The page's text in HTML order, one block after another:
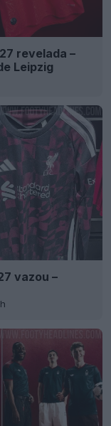
revelada –
Leipzig
vazou –